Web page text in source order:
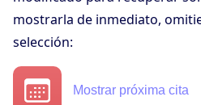
mostrarla de inmediato,
selección:
Mostrar próxima cita